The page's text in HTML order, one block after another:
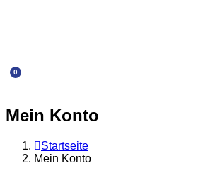
0
Mein Konto
Startseite
Mein Konto